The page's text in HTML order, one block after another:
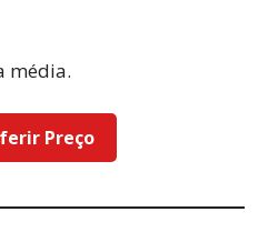
média.
Preço